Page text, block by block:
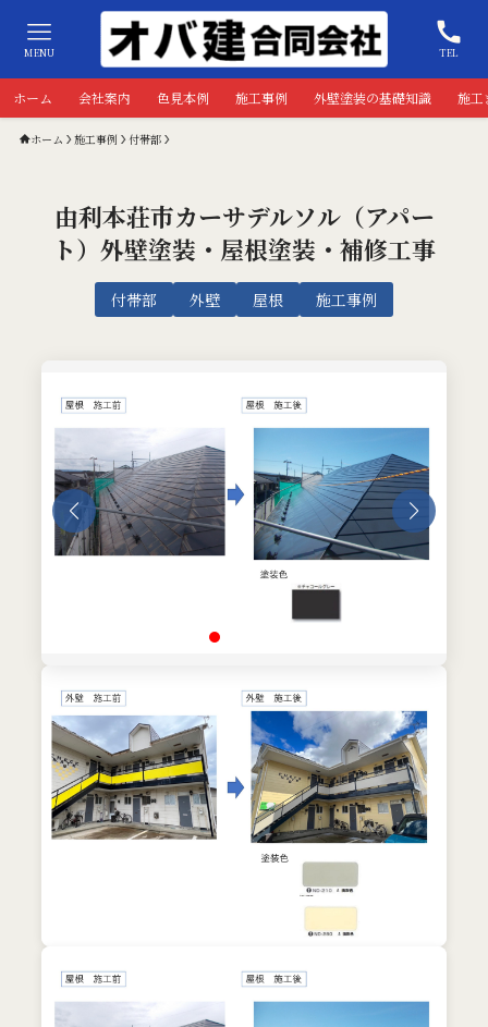
TEL
MENU
ホーム 会社案内 色見本例 施工事例 外壁塗装の基礎知識 施工
ホーム 施工事例 付帯部
由利本荘市カーサデルソル（アパー
ト）外壁塗装・屋根塗装・補修工事
付帯部 外壁 屋根 施工事例